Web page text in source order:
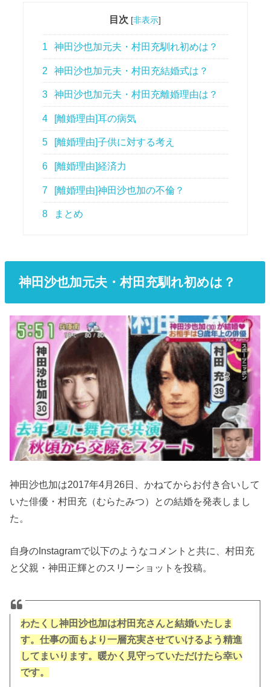
目次 [非表示]
1 神田沙也加元夫・村田充馴れ初めは？
2 神田沙也加元夫・村田充結婚式は？
3 神田沙也加元夫・村田充離婚理由は？
4 [離婚理由]耳の病気
5 [離婚理由]子供に対する考え
6 [離婚理由]経済力
7 [離婚理由]神田沙也加の不倫？
8 まとめ
神田沙也加元夫・村田充馴れ初めは？
神田沙也加は2017年4月26日、かねてからお付き合いして
いた俳優・村田充（むらたみつ）との結婚を発表しまし
た。
自身のInstagramで以下のようなコメントと共に、村田充
と父親・神田正輝とのスリーショットを投稿。
わたくし神田沙也加は村田充さんと結婚いたしま
す。仕事の面もより一層充実させていけるよう精進
してまいります。暖かく見守っていただけたら幸い
です。